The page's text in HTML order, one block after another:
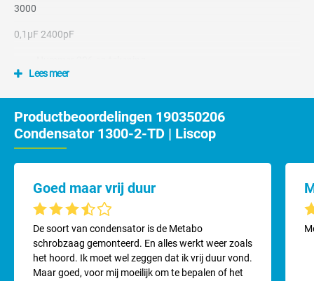
3000
0,1µF 2400pF
Lees meer
Productbeoordelingen 190350206
Condensator 1300-2-TD | Liscop
Goed maar vrij duur
Gemiddelde waardering van 3.8 van 5 sterren
De soort van condensator is de Metabo
schrobzaag gemonteerd. En alles werkt weer zoals
het hoord. Ik moet wel zeggen dat ik vrij duur vond.
Maar goed, voor mij moeilijk om te bepalen of het